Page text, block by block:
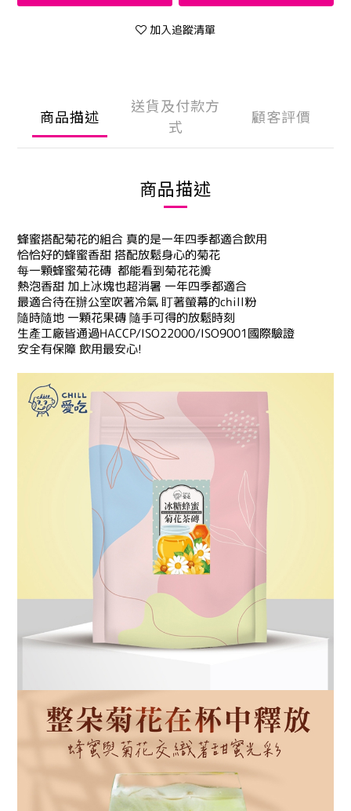
加入追蹤清單
商品描述
送貨及付款方
式
顧客評價
商品描述
蜂蜜搭配菊花的組合 真的是一年四季都適合飲用
恰恰好的蜂蜜香甜 搭配放鬆身心的菊花
每一顆蜂蜜菊花磚 都能看到菊花花瓣
熱泡香甜 加上冰塊也超消暑 一年四季都適合
最適合待在辦公室吹著冷氣 盯著螢幕的chill粉
隨時隨地 一顆花果磚 隨手可得的放鬆時刻
生產工廠皆通過HACCP/ISO22000/ISO9001國際驗證
安全有保障 飲用最安心!